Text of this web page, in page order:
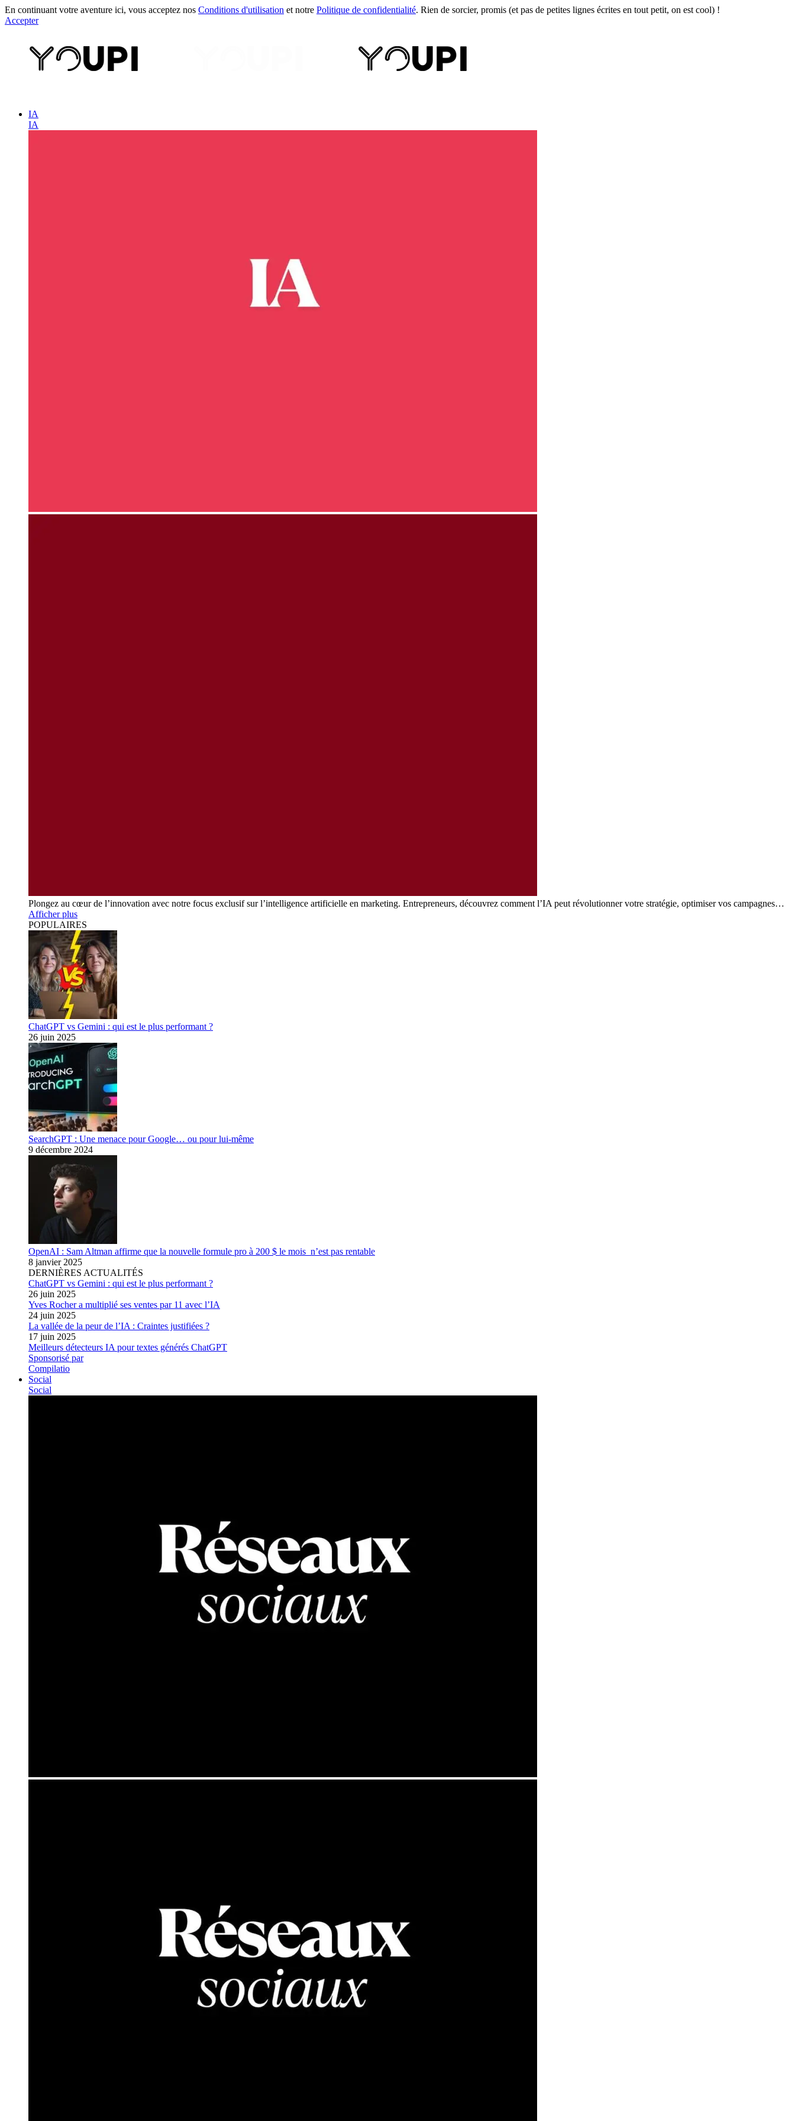
En continuant votre aventure ici, vous acceptez nos Conditions d'utilisation et notre Politique de confidentialité. Rien de sorcier, promis (et pas de petites lignes écrites en tout petit, on est cool) !
Accepter
IA
IA
Plongez au cœur de l’innovation avec notre focus exclusif sur l’intelligence artificielle en marketing. Entrepreneurs, découvrez comment l’IA peut révolutionner votre stratégie, optimiser vos campagnes…
Afficher plus
POPULAIRES
ChatGPT vs Gemini : qui est le plus performant ?
26 juin 2025
SearchGPT : Une menace pour Google… ou pour lui-même
9 décembre 2024
OpenAI : Sam Altman affirme que la nouvelle formule pro à 200 $ le mois n’est pas rentable
8 janvier 2025
DERNIÈRES ACTUALITÉS
ChatGPT vs Gemini : qui est le plus performant ?
26 juin 2025
Yves Rocher a multiplié ses ventes par 11 avec l’IA
24 juin 2025
La vallée de la peur de l’IA : Craintes justifiées ?
17 juin 2025
Meilleurs détecteurs IA pour textes générés ChatGPT
Sponsorisé par
Compilatio
Social
Social